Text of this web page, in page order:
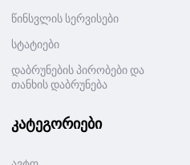
წინსვლის სერვისები
სტატიები
დაბრუნების პირობები და
თანხის დაბრუნება
კატეგორიები